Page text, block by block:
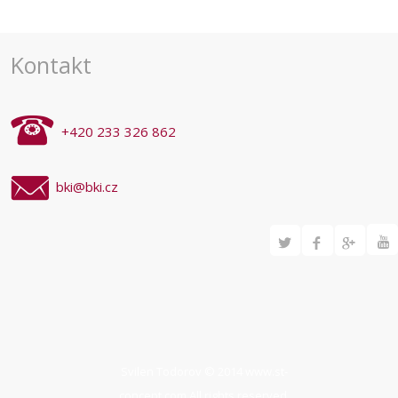
Kontakt
+420 233 326 862
bki@bki.cz